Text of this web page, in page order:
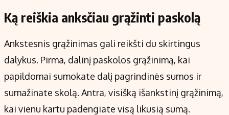
Ką reiškia anksčiau grąžinti paskolą
Ankstesnis grąžinimas gali reikšti du skirtingus
dalykus. Pirma, dalinį paskolos grąžinimą, kai
papildomai sumokate dalį pagrindinės sumos ir
sumažinate skolą. Antra, visišką išankstinį grąžinimą,
kai vienu kartu padengiate visą likusią sumą.